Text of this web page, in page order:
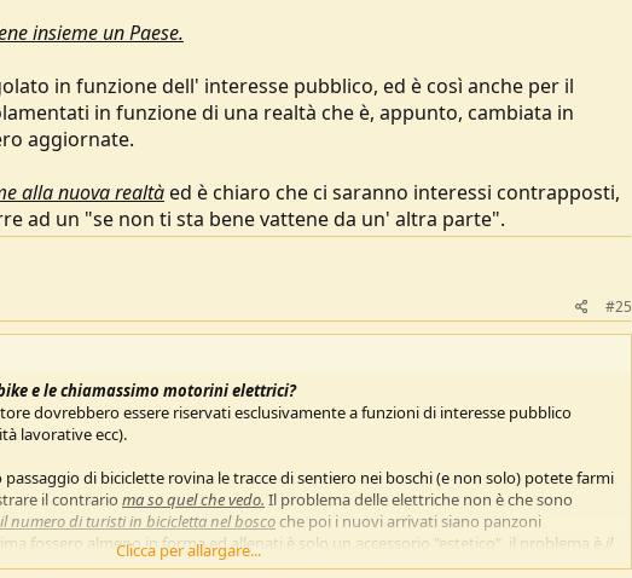
insieme un Paese.
in funzione dell' interesse pubblico, ed è così anche per il
in funzione di una realtà che è, appunto, cambiata in
aggiornate.
alla nuova realtàed è chiaro che ci saranno interessi contrapposti,
ad un "se non ti sta bene vattene da un' altra parte".
#25
e le chiamassimo motorini elettrici?
dovrebbero essere riservati esclusivamente a funzioni di interesse pubblico
lavorative ecc).
di biciclette rovina le tracce di sentiero nei boschi (e non solo) potete farmi
il contrario ma so quel che vedo. Il problema delle elettriche non è che sono
numero di turisti in bicicletta nel boscoche poi i nuovi arrivati siano panzoni
fossero almeno in forma ed allenati è solo un accessorio "estetico", il problema è il
il livello di guardia.
Clicca per allargare...